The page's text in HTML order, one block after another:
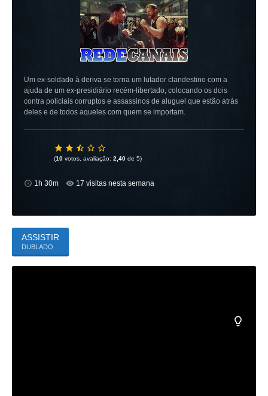
Um ex-soldado à deriva se torna um lutador clandestino com a
ajuda de um ex-presidiário recém-libertado, colocando os dois
contra policiais corruptos e assassinos de aluguel que estão atrás
deles e de todos aqueles com quem se importam.
(10 votos, avaliação: 2,40 de 5)
1h 30m 17 visitas nesta semana
ASSISTIR
DUBLADO